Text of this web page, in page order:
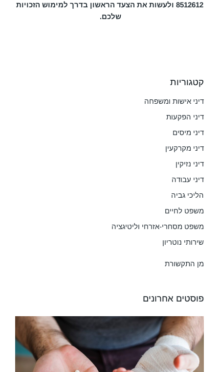
8512612 ולעשות את הצעד הראשון בדרך למימוש הזכויות
שלכם.
קטגוריות
דיני אישות ומשפחה
דיני הפקעות
דיני מיסים
דיני מקרקעין
דיני נזיקין
דיני עבודה
הליכי גביה
משפט לחיים
משפט מסחרי-אזרחי וליטיגציה
שירותי נוטריון
מן התקשורת
פוסטים אחרונים